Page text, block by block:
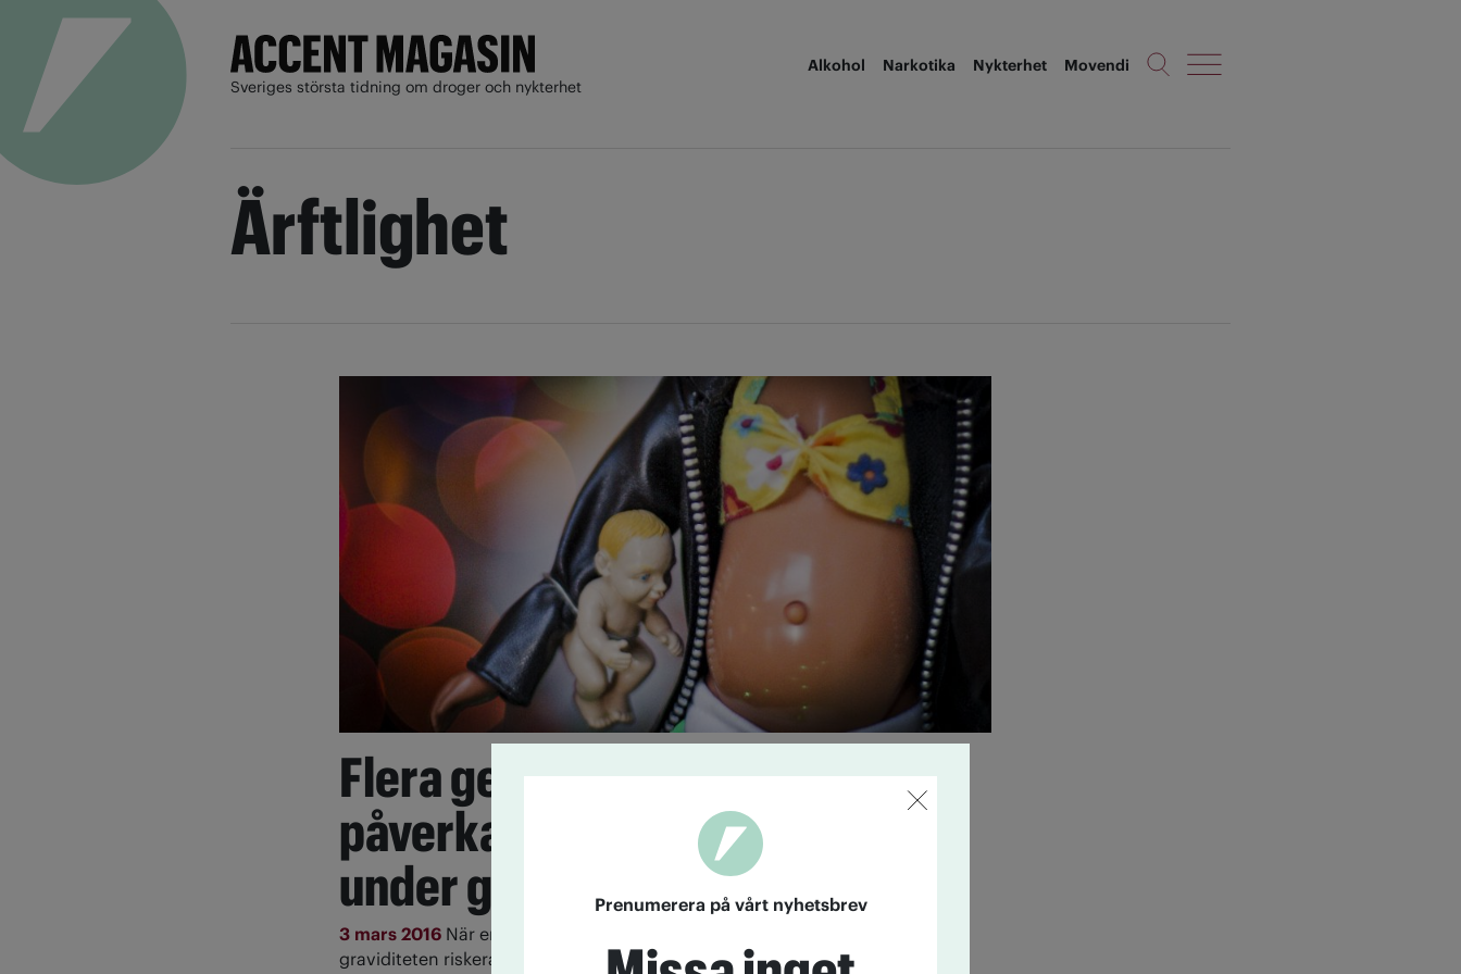
Sveriges största tidning om droger och nykterhet
Alkohol Narkotika Nykterhet Movendi
Ärftlighet
Flera generationer barn kan
påverkas när alkohol dricks
under graviditeten
3 mars 2016 När en blivande råttmamma dricker alkohol under
graviditeten riskerar hon att öka risken för nästa tre generationer att
Prenumerera på vårt nyhetsbrev